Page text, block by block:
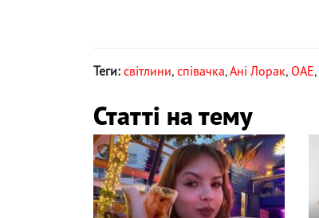
Теги: світлини, співачка,Ані Лорак, ОАЕ,
Статті на тему